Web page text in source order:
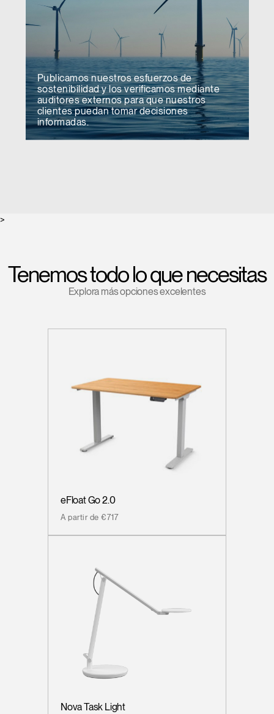
Publicamos nuestros esfuerzos de
sostenibilidad y los verificamos mediante
auditores externos para que nuestros
clientes puedan tomar decisiones
informadas.
>
Tenemos todo lo que necesitas
Explora más opciones excelentes
eFloat Go 2.0
A partir de €717
Nova Task Light